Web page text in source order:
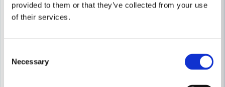
provided to them or that they’ve collected from your use
of their services.
Selection
Necessary